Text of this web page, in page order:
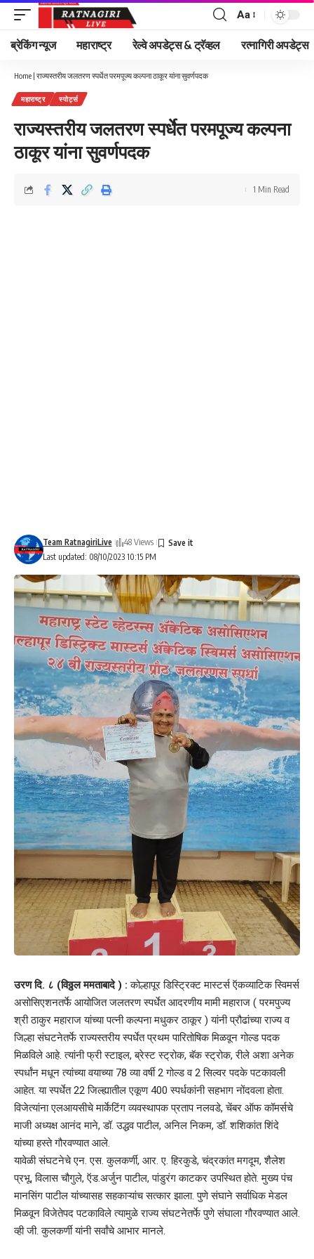
Font
Resizer
Aa
ब्रेकिंग न्यूज महाराष्ट्र रेल्वे अपडेट्स & ट्रॅव्हल रत्नागिरी अपडेट्स
Home | राज्यस्तरीय जलतरण स्पर्धेत परमपूज्य कल्पना ठाकूर यांना सुवर्णपदक
महाराष्ट्र स्पोर्ट्स
राज्यस्तरीय जलतरण स्पर्धेत परमपूज्य कल्पना
ठाकूर यांना सुवर्णपदक
Last updated: 08/10/2023 10:15 PM
Team RatnagiriLive 48 Views
1 Min Read
उरण दि. ८ (विठ्ठल ममताबादे ) :कोल्हापूर डिस्ट्रिक्ट मास्टर्स ऍकव्याटिक स्विमर्स
असोसिएशनतर्फे आयोजित जलतरण स्पर्धेत आदरणीय मामी महाराज ( परमपुज्य
श्री ठाकुर महाराज यांच्या पत्नी कल्पना मधुकर ठाकूर ) यांनी प्रौढांच्या राज्य व
जिल्हा संघटनेतर्फे राज्यस्तरीय स्पर्धेत प्रथम पारितोषिक मिळवून गोल्ड पदक
मिळविले आहे. त्यांनी फ्री स्टाइल, ब्रेस्ट स्ट्रोक, बॅक स्ट्रोक, रीले अशा अनेक
स्पर्धांन मधून त्यांच्या वयाच्या 78 व्या वर्षी 2 गोल्ड व 2 सिल्वर पदके पटकावली
आहेत. या स्पर्धेत 22 जिल्ह्यातील एकूण 400 स्पर्धकांनी सहभाग नोंदवला होता.
विजेत्यांना एलआयसीचे मार्केटिंग व्यवस्थापक प्रताप नलवडे, चेंबर ऑफ कॉमर्सचे
माजी अध्यक्ष आनंद माने, डॉ. उद्धव पाटील, अनिल निकम, डॉ. शशिकांत शिंदे
यांच्या हस्ते गौरवण्यात आले.
यावेळी संघटनेचे एन. एस. कुलकर्णी, आर. ए. हिरकुडे, चंद्रकांत मगदूम, शैलेश
प्रभू, विलास चौगुले, ऍड.अर्जुन पाटील, पांडुरंग काटकर उपस्थित होते. मुख्य पंच
मानसिंग पाटील यांच्यासह सहकाऱ्यांच सत्कार झाला. पुणे संघाने सर्वाधिक मेडल
मिळवून विजेतेपद पटकाविले त्यामुळे राज्य संघटनेतर्फे पुणे संघाला गौरवण्यात आले.
व्ही जी. कुलकर्णी यांनी सर्वांचे आभार मानले.